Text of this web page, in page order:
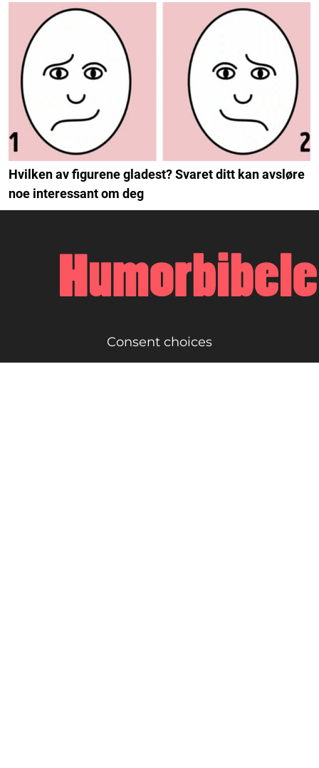
Hvilken av figurene gladest? Svaret ditt kan avsløre
noe interessant om deg
Consent choices